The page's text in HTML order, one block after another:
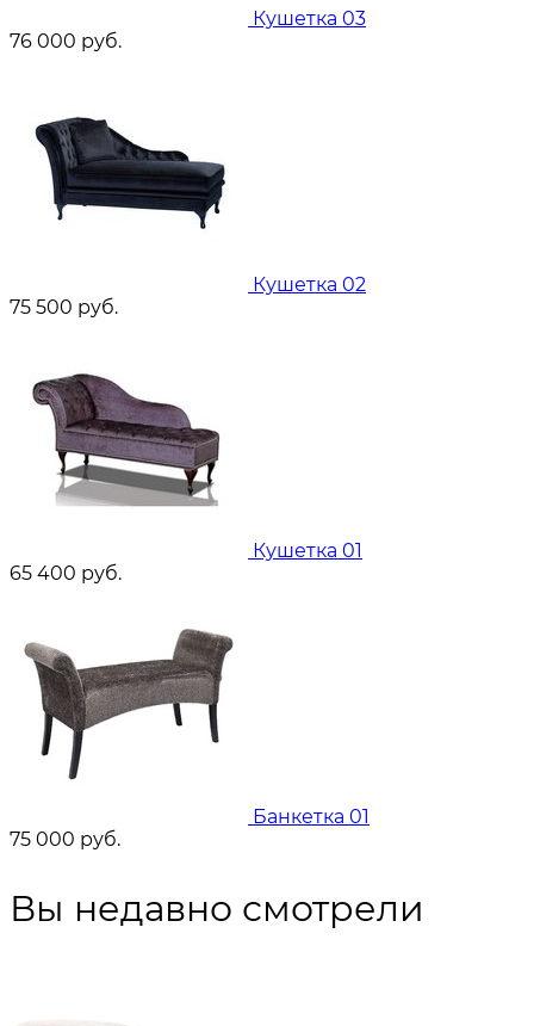
Кушетка 03
76 000 руб.
Кушетка 02
75 500 руб.
Кушетка 01
65 400 руб.
Банкетка 01
75 000 руб.
Вы недавно смотрели